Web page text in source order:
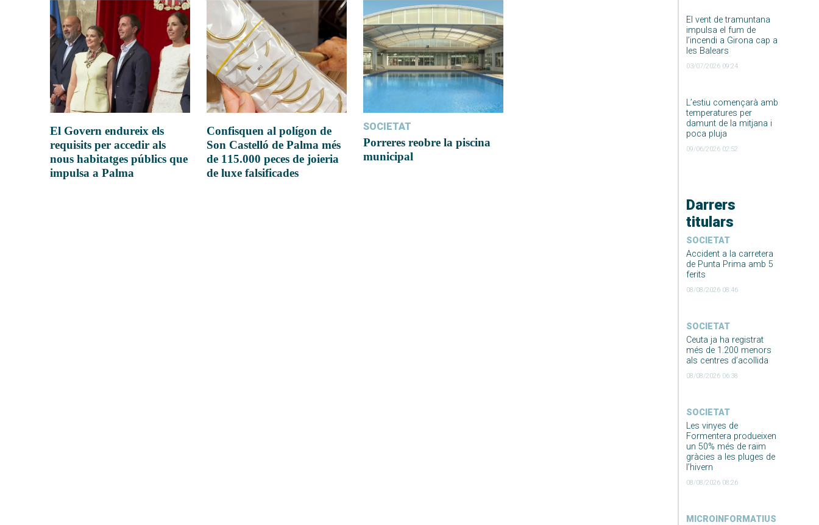
El vent de tramuntana
impulsa el fum de
l’incendi a Girona cap a
les Balears
03/07/2026 09:24
L’estiu començarà amb
temperatures per
damunt de la mitjana i
poca pluja
09/06/2026 02:52
Darrers
titulars
SOCIETAT
Accident a la carretera
de Punta Prima amb 5
ferits
08/08/2026 08:46
SOCIETAT
Ceuta ja ha registrat
més de 1.200 menors
als centres d’acollida
08/08/2026 06:38
SOCIETAT
Les vinyes de
Formentera produeixen
un 50% més de raïm
gràcies a les pluges de
l’hivern
08/08/2026 08:26
MICROINFORMATIUS
El Govern endureix els
requisits per accedir als
nous habitatges públics que
impulsa a Palma
Confisquen al polígon de
Son Castelló de Palma més
de 115.000 peces de joieria
de luxe falsificades
SOCIETAT
Porreres reobre la piscina
municipal